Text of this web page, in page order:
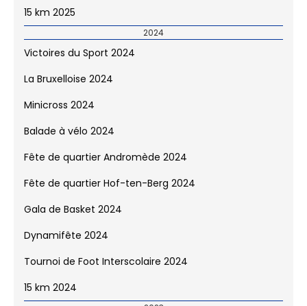
Dynamifête 2025
Fête de quartier Malou
Victoires du Sport 2024
La Bruxelloise 2024
Minicross 2024
Balade à vélo 2024
Fête de quartier Andromède 2024
Fête de quartier Hof-ten-Berg 2024
Gala de Basket 2024